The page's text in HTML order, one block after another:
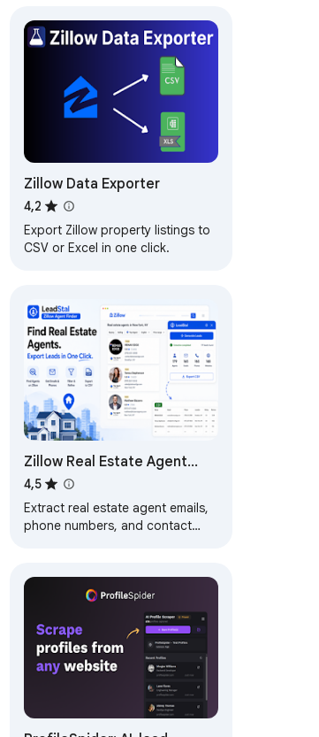
Zillow Data Exporter
4,2
Export Zillow property listings to
CSV or Excel in one click.
Zillow Real Estate Agent
Email Finder & Scraper
4,5
Extract real estate agent emails,
phone numbers, and contact
CSV.